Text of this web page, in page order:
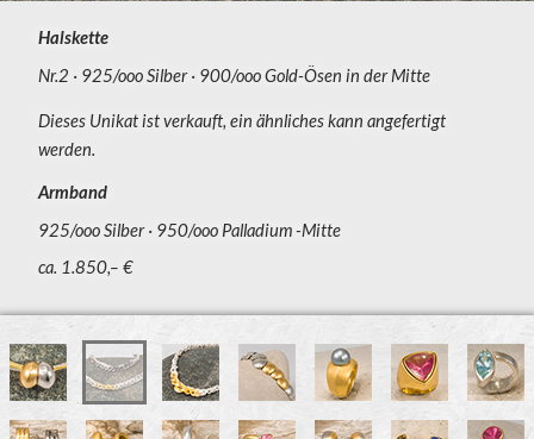
Halskette
Nr.2
925/ooo Silber 900/ooo Gold-Ösen in der Mitte
Dieses Unikat ist verkauft, ein ähnliches kann angefertigt
werden.
Armband
925/ooo Silber
950/ooo Palladium -Mitte
ca. 1.850,– €